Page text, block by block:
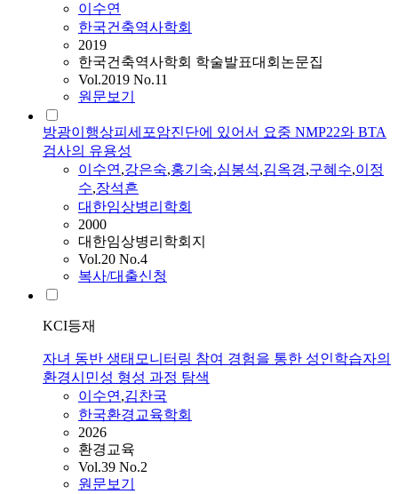
이수연
한국건축역사학회
2019
한국건축역사학회 학술발표대회논문집
Vol.2019 No.11
원문보기
방광이행상피세포암진단에 있어서 요중 NMP22와 BTA
검사의 유용성
이수연,강은숙,홍기숙,심봉석,김옥경,구혜수,이정
수,장석흔
대한임상병리학회
2000
대한임상병리학회지
Vol.20 No.4
복사/대출신청
KCI등재
자녀 동반 생태모니터링 참여 경험을 통한 성인학습자의
환경시민성 형성 과정 탐색
이수연,김찬국
한국환경교육학회
2026
환경교육
Vol.39 No.2
원문보기